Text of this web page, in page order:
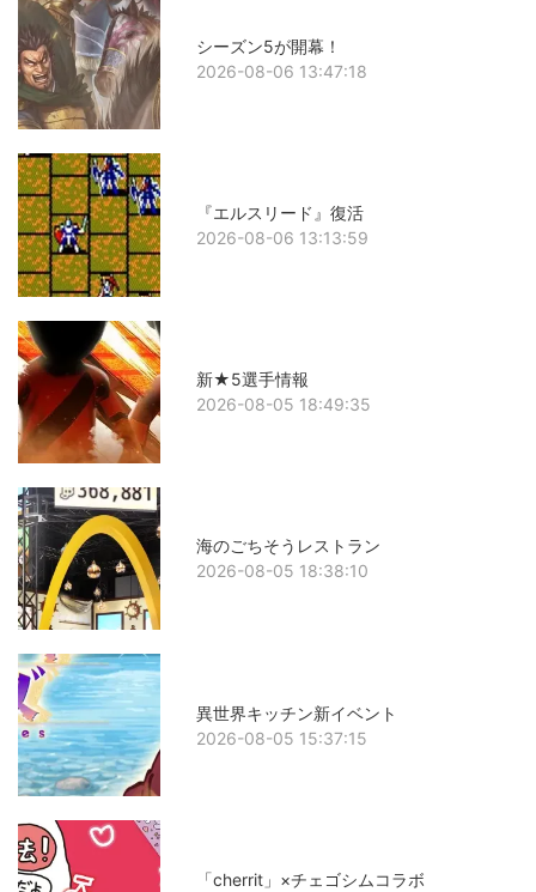
シーズン5が開幕！
2026-08-06 13:47:18
『エルスリード』復活
2026-08-06 13:13:59
新★5選手情報
2026-08-05 18:49:35
海のごちそうレストラン
2026-08-05 18:38:10
異世界キッチン新イベント
2026-08-05 15:37:15
「cherrit」×チェゴシムコラボ